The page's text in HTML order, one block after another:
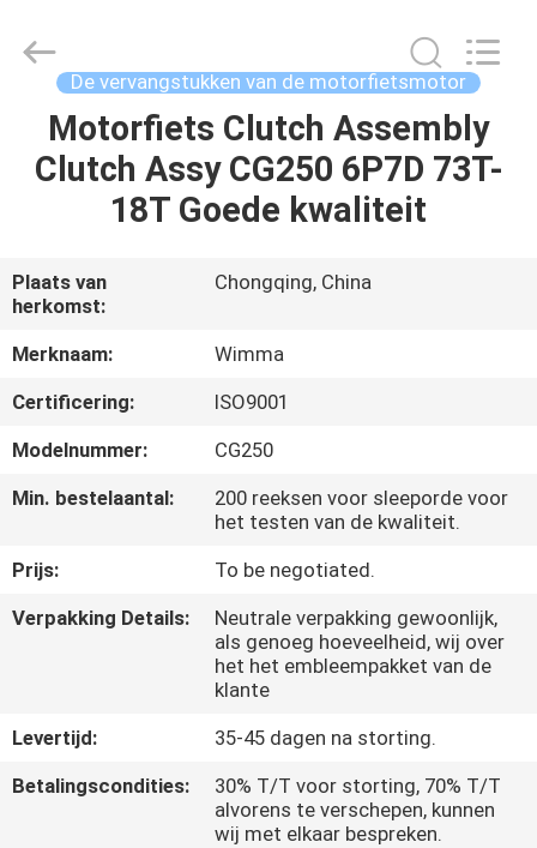
THUIS
PRODUCTEN
VIDEO'S
OVER
ONS
KWALITEITSCONTROLE
NIEUWS
EEN
OFFERTE
Spare
Parts
De vervangstukken van de motorfietsmotor
Motorfiets Clutch Assembly
Clutch Assy CG250 6P7D 73T-
18T Goede kwaliteit
Plaats van
herkomst:
Chongqing, China
Merknaam:
Wimma
Certificering:
ISO9001
Modelnummer:
CG250
Min. bestelaantal:
200 reeksen voor sleeporde voor
het testen van de kwaliteit.
Prijs:
To be negotiated.
Verpakking Details:
Neutrale verpakking gewoonlijk,
als genoeg hoeveelheid, wij over
het het embleempakket van de
klante
Levertijd:
35-45 dagen na storting.
Betalingscondities:
30% T/T voor storting, 70% T/T
alvorens te verschepen, kunnen
wij met elkaar bespreken.